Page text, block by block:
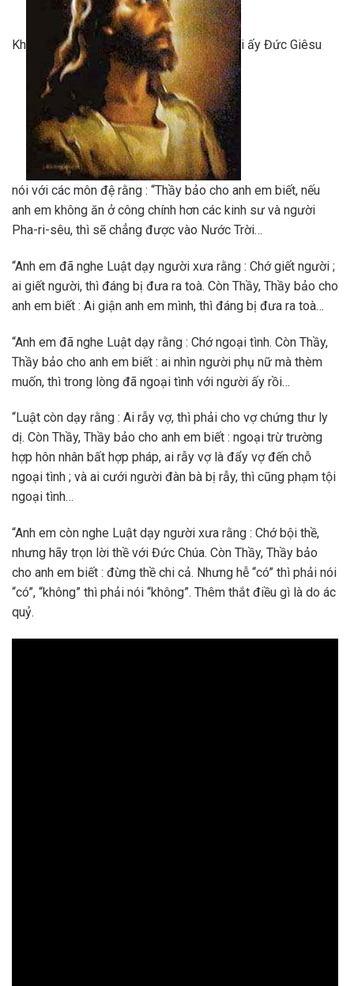
Kh i ấy Đức Giêsu
nói với các môn đệ rằng : “Thầy bảo cho anh em biết, nếu
anh em không ăn ở công chính hơn các kinh sư và người
Pha-ri-sêu, thì sẽ chẳng được vào Nước Trời…
“Anh em đã nghe Luật dạy người xưa rằng : Chớ giết người ;
ai giết người, thì đáng bị đưa ra toà. Còn Thầy, Thầy bảo cho
anh em biết : Ai giận anh em mình, thì đáng bị đưa ra toà…
“Anh em đã nghe Luật dạy rằng : Chớ ngoại tình. Còn Thầy,
Thầy bảo cho anh em biết : ai nhìn người phụ nữ mà thèm
muốn, thì trong lòng đã ngoại tình với người ấy rồi…
“Luật còn dạy rằng : Ai rẫy vợ, thì phải cho vợ chứng thư ly
dị. Còn Thầy, Thầy bảo cho anh em biết : ngoại trừ trường
hợp hôn nhân bất hợp pháp, ai rẫy vợ là đẩy vợ đến chỗ
ngoại tình ; và ai cưới người đàn bà bị rẫy, thì cũng phạm tội
ngoại tình…
“Anh em còn nghe Luật dạy người xưa rằng : Chớ bội thề,
nhưng hãy trọn lời thề với Đức Chúa. Còn Thầy, Thầy bảo
cho anh em biết : đừng thề chi cả. Nhưng hễ “có” thì phải nói
“có”, “không” thì phải nói “không”. Thêm thắt điều gì là do ác
quỷ.